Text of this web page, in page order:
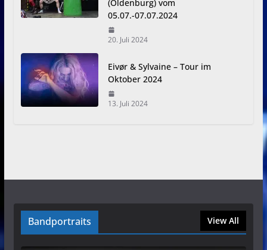
(Oldenburg) vom
05.07.-07.07.2024
20. Juli 2024
Eivør & Sylvaine – Tour im
Oktober 2024
13. Juli 2024
Bandportraits View All